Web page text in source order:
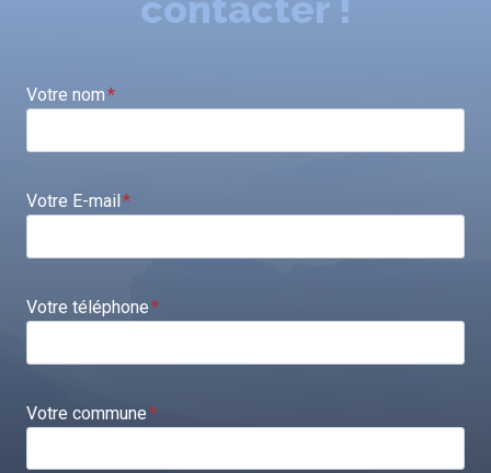
Votre nom*
Votre E-mail*
Votre téléphone*
Votre commune*